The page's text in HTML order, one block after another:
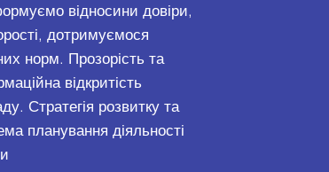
відносини довіри,
дотримуємося
норм. Прозорість та
відкритість
Стратегія розвитку та
планування діяльності